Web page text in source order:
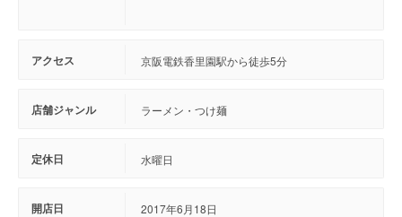
アクセス 京阪電鉄香里園駅から徒歩5分
店舗ジャンル ラーメン・つけ麺
定休日 水曜日
開店日 2017年6月18日